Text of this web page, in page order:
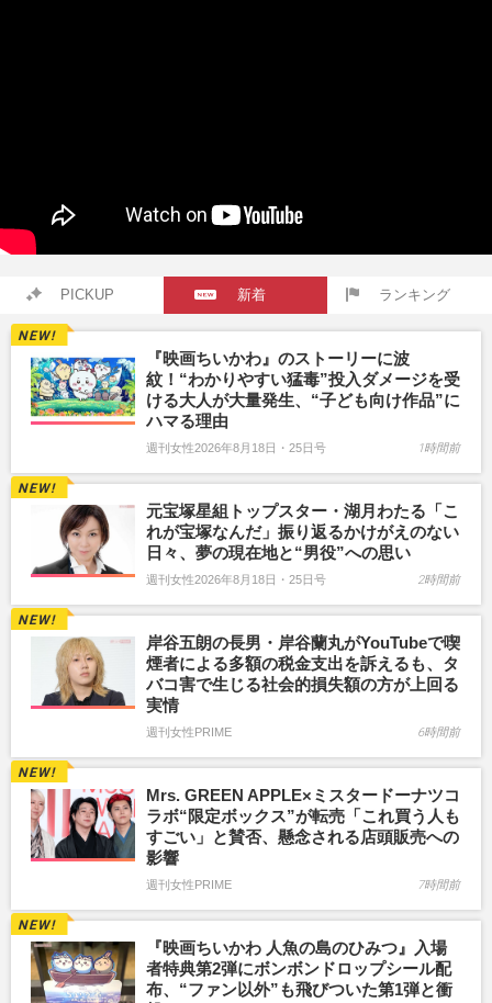
PICKUP 新着 ランキング
『映画ちいかわ』のストーリーに波
紋！“わかりやすい猛毒”投入ダメージを受
ける大人が大量発生、“子ども向け作品”に
ハマる理由
週刊女性2026年8月18日・25日号 1時間前
元宝塚星組トップスター・湖月わたる「こ
れが宝塚なんだ」振り返るかけがえのない
日々、夢の現在地と“男役”への思い
週刊女性2026年8月18日・25日号 2時間前
岸谷五朗の長男・岸谷蘭丸がYouTubeで喫
煙者による多額の税金支出を訴えるも、タ
バコ害で生じる社会的損失額の方が上回る
実情
週刊女性PRIME 6時間前
Mrs. GREEN APPLE×ミスタードーナツコ
ラボ“限定ボックス”が転売「これ買う人も
すごい」と賛否、懸念される店頭販売への
影響
週刊女性PRIME 7時間前
『映画ちいかわ 人魚の島のひみつ』入場
者特典第2弾にボンボンドロップシール配
布、“ファン以外”も飛びついた第1弾と衝